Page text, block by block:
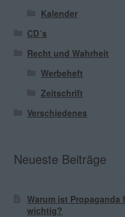
Kalender
CD´s
Recht und Wahrheit
Werbeheft
Zeitschrift
Verschiedenes
Neueste Beiträge
Warum ist
wichtig?